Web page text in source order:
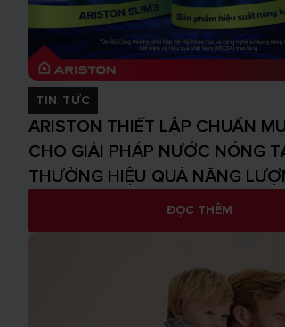
TIN TỨC
ARISTON THIẾT LẬP CHUẨN
CHO GIẢI PHÁP NƯỚC NÓNG
THƯỞNG HIỆU QUẢ NĂNG
ĐỌC THÊM